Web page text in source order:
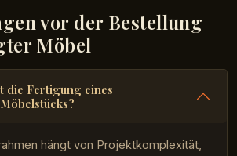
vor der Bestellung
Möbel
die Fertigung eines
hängt von Projektkomplexität,